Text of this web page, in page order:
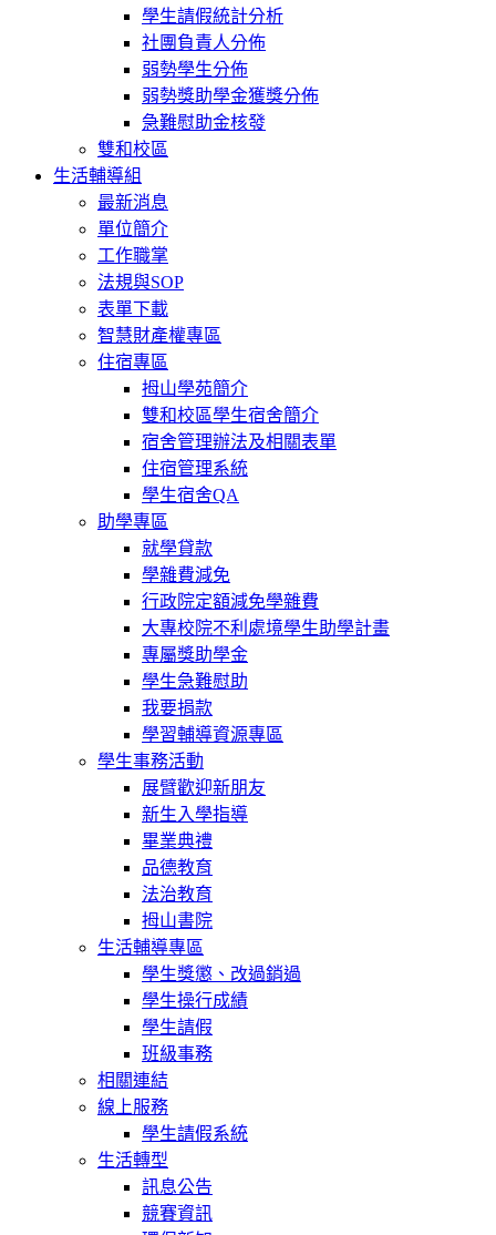
學生請假統計分析
社團負責人分佈
弱勢學生分佈
弱勢獎助學金獲獎分佈
急難慰助金核發
雙和校區
生活輔導組
最新消息
單位簡介
工作職掌
法規與SOP
表單下載
智慧財產權專區
住宿專區
拇山學苑簡介
雙和校區學生宿舍簡介
宿舍管理辦法及相關表單
住宿管理系統
學生宿舍QA
助學專區
就學貸款
學雜費減免
行政院定額減免學雜費
大專校院不利處境學生助學計畫
專屬獎助學金
學生急難慰助
我要捐款
學習輔導資源專區
學生事務活動
展臂歡迎新朋友
新生入學指導
畢業典禮
品德教育
法治教育
拇山書院
生活輔導專區
學生獎懲、改過銷過
學生操行成績
學生請假
班級事務
相關連結
線上服務
學生請假系統
生活轉型
訊息公告
競賽資訊